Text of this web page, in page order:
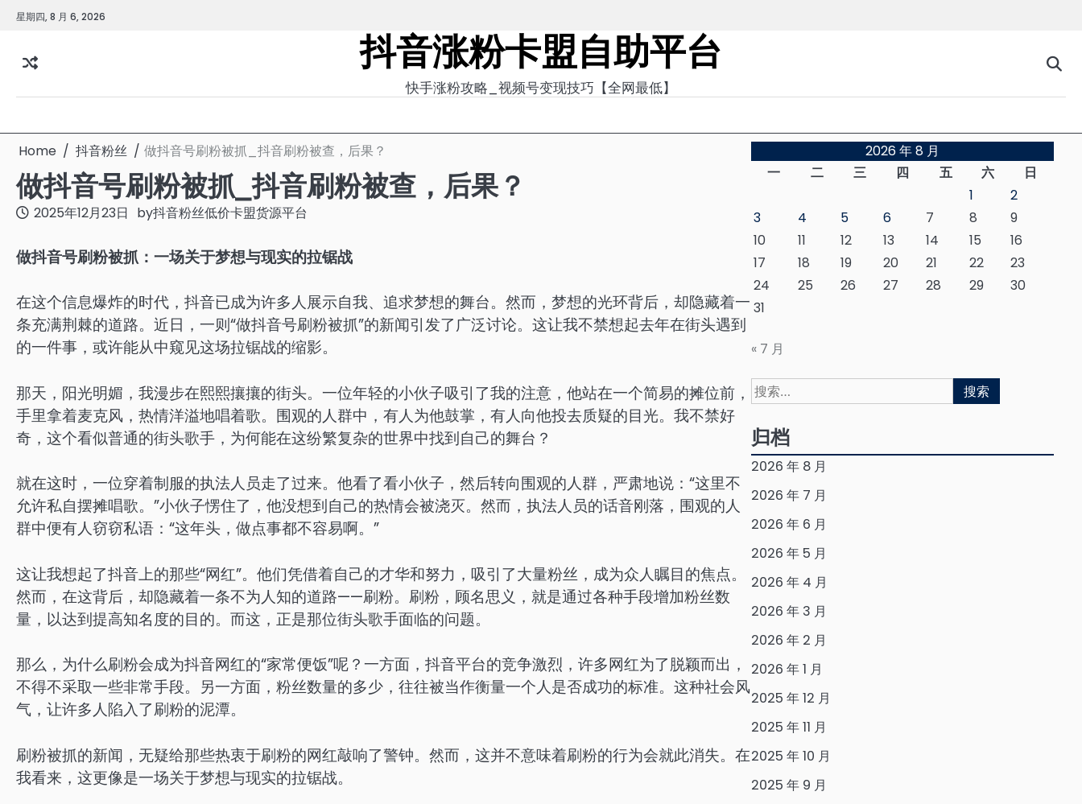
Skip星期四, 8 月 6, 2026
抖音涨粉卡盟自助平台
快手涨粉攻略_视频号变现技巧【全网最低】
Home 抖音粉丝 做抖音号刷粉被抓_抖音刷粉被查，后果？
做抖音号刷粉被抓_抖音刷粉被查，后果？
2025年12月23日 by抖音粉丝低价卡盟货源平台
做抖音号刷粉被抓：一场关于梦想与现实的拉锯战
在这个信息爆炸的时代，抖音已成为许多人展示自我、追求梦想的舞台。然而，梦想的光环背后，却隐藏着一
条充满荆棘的道路。近日，一则“做抖音号刷粉被抓”的新闻引发了广泛讨论。这让我不禁想起去年在街头遇到
的一件事，或许能从中窥见这场拉锯战的缩影。
那天，阳光明媚，我漫步在熙熙攘攘的街头。一位年轻的小伙子吸引了我的注意，他站在一个简易的摊位前，
手里拿着麦克风，热情洋溢地唱着歌。围观的人群中，有人为他鼓掌，有人向他投去质疑的目光。我不禁好
奇，这个看似普通的街头歌手，为何能在这纷繁复杂的世界中找到自己的舞台？
就在这时，一位穿着制服的执法人员走了过来。他看了看小伙子，然后转向围观的人群，严肃地说：“这里不
允许私自摆摊唱歌。”小伙子愣住了，他没想到自己的热情会被浇灭。然而，执法人员的话音刚落，围观的人
群中便有人窃窃私语：“这年头，做点事都不容易啊。”
这让我想起了抖音上的那些“网红”。他们凭借着自己的才华和努力，吸引了大量粉丝，成为众人瞩目的焦点。
然而，在这背后，却隐藏着一条不为人知的道路——刷粉。刷粉，顾名思义，就是通过各种手段增加粉丝数
量，以达到提高知名度的目的。而这，正是那位街头歌手面临的问题。
那么，为什么刷粉会成为抖音网红的“家常便饭”呢？一方面，抖音平台的竞争激烈，许多网红为了脱颖而出，
不得不采取一些非常手段。另一方面，粉丝数量的多少，往往被当作衡量一个人是否成功的标准。这种社会风
气，让许多人陷入了刷粉的泥潭。
刷粉被抓的新闻，无疑给那些热衷于刷粉的网红敲响了警钟。然而，这并不意味着刷粉的行为会就此消失。在
我看来，这更像是一场关于梦想与现实的拉锯战。
2026 年 8 月
一
二 三 四 五 六
日
1
2
3
4 5 6 7 8
9
10
11 12 13 14 15
16
17
18 19 20 21 22
23
24
25 26 27 28 29
30
31
« 7 月
搜
索：
归档
2026 年 8 月
2026 年 7 月
2026 年 6 月
2026 年 5 月
2026 年 4 月
2026 年 3 月
2026 年 2 月
2026 年 1 月
2025 年 12 月
2025 年 11 月
2025 年 10 月
2025 年 9 月